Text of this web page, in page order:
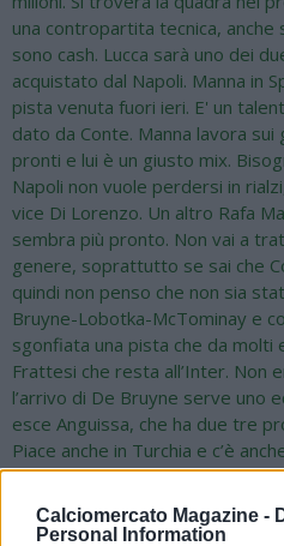
Calciomercato Magazine -
Personal Information
una contropartita tecnica, anche
sono cash. Lucca sarà uno dei
acquistato dal Napoli. Manna in
pista venuta fuori ieri. E' un
dato da Conte. Manna lavora sui
pronti e lui è un giusto mix.
Napoli non vuole perdersi in
vice Di Lorenzo. Un altro Rafa
sembra più pronto. Non vai a
genere, soprattutto se sai che
quindi non penso che non sia
Bruyne-Lobotka-McTominay e
sgonfiata una pista che da molti
Frattesi che resta all’Inter. Non
l’arrivo di De Bruyne serve
esce Anguissa, che ha due tre
Piace anche in Turchia e c’è
un timido interesse del Chelsea.
colloquio che avrà con Conte.
anche se ambisce a uno